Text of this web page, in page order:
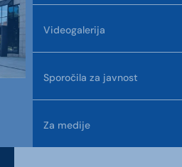
Videogalerija
Sporočila za javnost
Za medije